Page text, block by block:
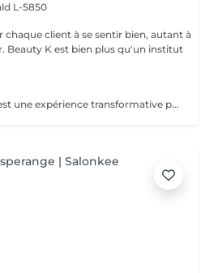
L-5850
chaque client à se sentir bien, autant à
Beauty K est bien plus qu'un institut
Notre soin énergétique est une expérience transformative pour libérer blocages et tensions, tout en cultivant une paix intérieure profonde. Ce traitement unique agit sur les énergies environnantes et utilise des techniques éprouvées pour harmoniser l'énergie vitale de votre corps. Avec une approche holistique, nous ciblons les déséquilibres énergétiques qui influent sur votre santé physique et émotionnelle. Basée sur l'interaction avec les champs énergétiques, cette méthode restaure l'équilibre entre corps, esprit et âme. Ce soin, apaisant et régénérant, stimule vos capacités naturelles d'auto-guérison, renforçant vitalité et clarté mentale. Idéal pour se sentir revitalisé, allégé du quotidien, et en harmonie avec soi-même.